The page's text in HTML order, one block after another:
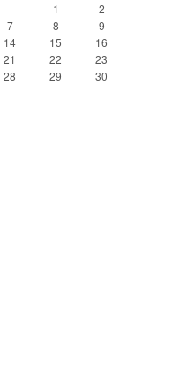
1
2
7 8
9
14 15
16
21 22
23
28 29
30